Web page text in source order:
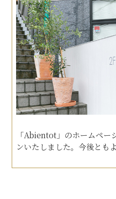
「Abientot」のホームペー
ンいたしました。今後とも